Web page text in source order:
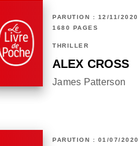
PARUTION : 12/11/2020
1680 PAGES
THRILLER
ALEX CROSS
James Patterson
PARUTION : 01/07/2020